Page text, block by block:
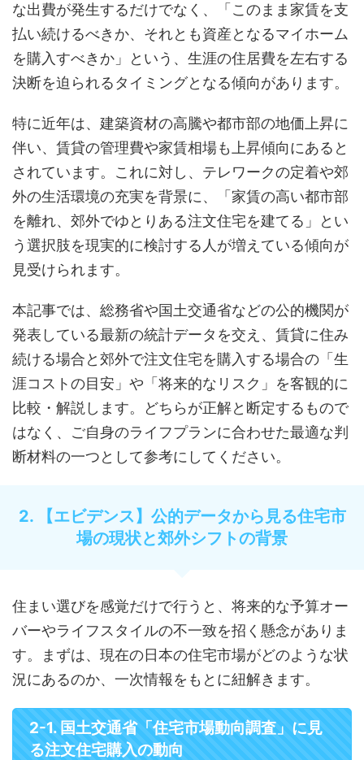
な出費が発生するだけでなく、「このまま家賃を支
払い続けるべきか、それとも資産となるマイホーム
を購入すべきか」という、生涯の住居費を左右する
決断を迫られるタイミングとなる傾向があります。
特に近年は、建築資材の高騰や都市部の地価上昇に
伴い、賃貸の管理費や家賃相場も上昇傾向にあると
されています。これに対し、テレワークの定着や郊
外の生活環境の充実を背景に、「家賃の高い都市部
を離れ、郊外でゆとりある注文住宅を建てる」とい
う選択肢を現実的に検討する人が増えている傾向が
見受けられます。
本記事では、総務省や国土交通省などの公的機関が
発表している最新の統計データを交え、賃貸に住み
続ける場合と郊外で注文住宅を購入する場合の「生
涯コストの目安」や「将来的なリスク」を客観的に
比較・解説します。どちらが正解と断定するもので
はなく、ご自身のライフプランに合わせた最適な判
断材料の一つとして参考にしてください。
2. 【エビデンス】公的データから見る住宅市
場の現状と郊外シフトの背景
住まい選びを感覚だけで行うと、将来的な予算オー
バーやライフスタイルの不一致を招く懸念がありま
す。まずは、現在の日本の住宅市場がどのような状
況にあるのか、一次情報をもとに紐解きます。
2-1. 国土交通省「住宅市場動向調査」に見
る注文住宅購入の動向